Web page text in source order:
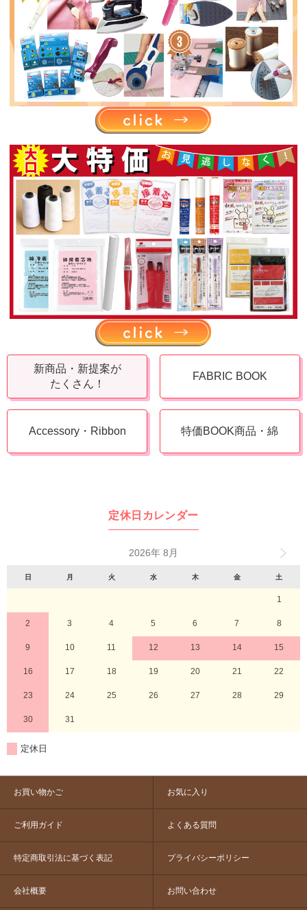
新商品・新提案が
たくさん！
FABRIC BOOK
Accessory・Ribbon 特価BOOK商品・綿
定休日カレンダー
2026年 8月
日 月 火 水 木 金 土
1
2 3 4 5 6 7 8
9 10 11 12 13 14 15
16 17 18 19 20 21 22
23 24 25 26 27 28 29
30 31
定休日
お買い物かご お気に入り
ご利用ガイド よくある質問
特定商取引法に基づく表記 プライバシーポリシー
会社概要 お問い合わせ